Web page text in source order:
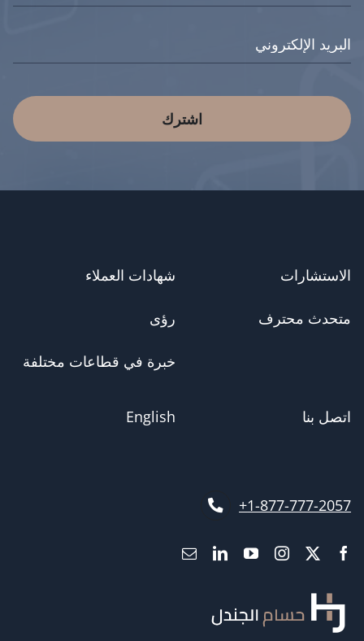
اشترك
الاستشارات
متحدث محترف
شهادات العملاء
رؤى
خبرة في قطاعات مختلفة
اتصل بنا English
1-877-777-2057+